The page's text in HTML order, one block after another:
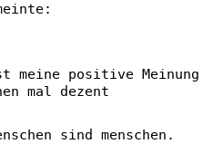
meine positive Meinung
mal dezent
sind menschen.